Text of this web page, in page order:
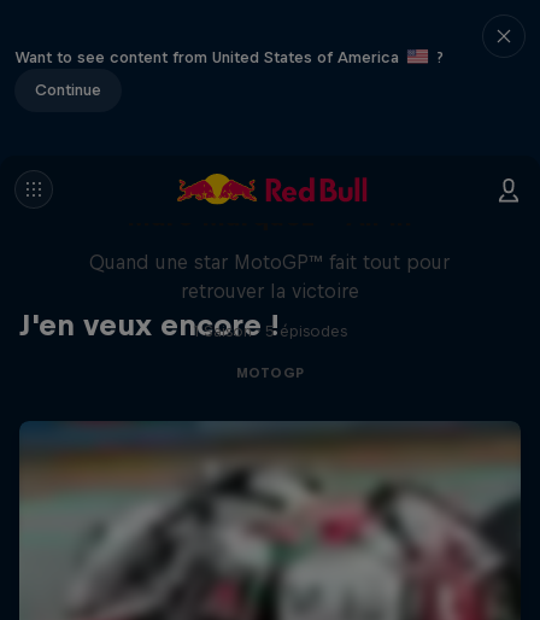
Want to see content from United States of America
?
Continue
J'en veux encore !
Marc Márquez – All In
Quand une star MotoGP™ fait tout pour
retrouver la victoire
1 Saison · 5 épisodes
MOTOGP